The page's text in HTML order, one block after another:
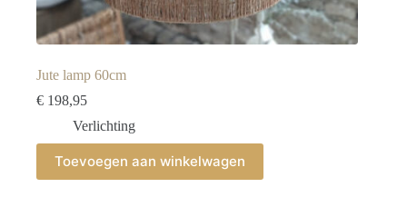
Jute lamp 60cm
€ 198,95
Verlichting
Toevoegen aan winkelwagen